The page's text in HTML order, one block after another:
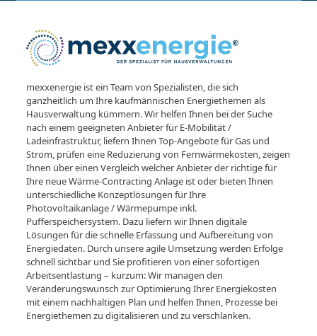
mexxenergie ist ein Team von Spezialisten, die sich
ganzheitlich um Ihre kaufmännischen Energiethemen als
Hausverwaltung kümmern. Wir helfen Ihnen bei der Suche
nach einem geeigneten Anbieter für E-Mobilität /
Ladeinfrastruktur, liefern Ihnen Top-Angebote für Gas und
Strom, prüfen eine Reduzierung von Fernwärmekosten, zeigen
Ihnen über einen Vergleich welcher Anbieter der richtige für
Ihre neue Wärme-Contracting Anlage ist oder bieten Ihnen
unterschiedliche Konzeptlösungen für Ihre
Photovoltaikanlage / Wärmepumpe inkl.
Pufferspeichersystem. Dazu liefern wir Ihnen digitale
Lösungen für die schnelle Erfassung und Aufbereitung von
Energiedaten. Durch unsere agile Umsetzung werden Erfolge
schnell sichtbar und Sie profitieren von einer sofortigen
Arbeitsentlastung – kurzum: Wir managen den
Veränderungswunsch zur Optimierung Ihrer Energiekosten
mit einem nachhaltigen Plan und helfen Ihnen, Prozesse bei
Energiethemen zu digitalisieren und zu verschlanken.